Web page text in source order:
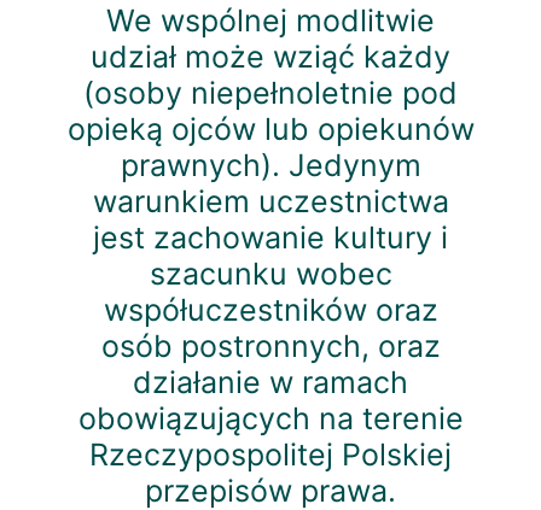
We wspólnej modlitwie
udział może wziąć każdy
(osoby niepełnoletnie pod
opieką ojców lub opiekunów
prawnych). Jedynym
warunkiem uczestnictwa
jest zachowanie kultury i
szacunku wobec
współuczestników oraz
osób postronnych, oraz
działanie w ramach
obowiązujących na terenie
Rzeczypospolitej Polskiej
przepisów prawa.